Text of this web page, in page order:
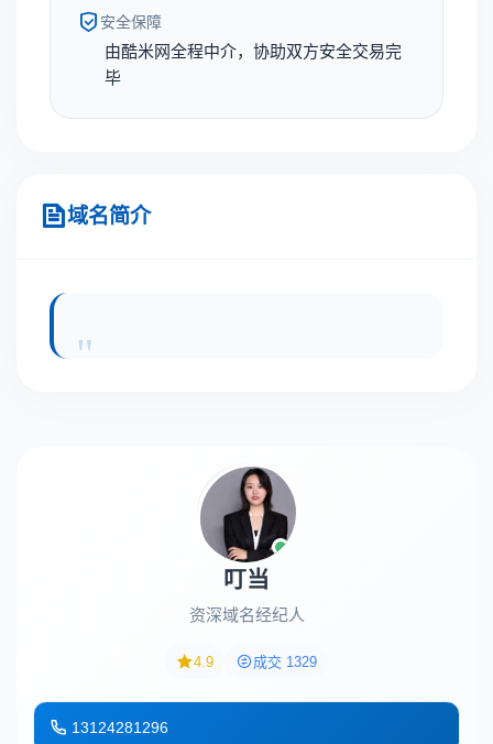
安全保障
由酷米网全程中介，协助双方安全交易完
毕
域名简介
叮当
资深域名经纪人
4.9 成交 1329
13124281296